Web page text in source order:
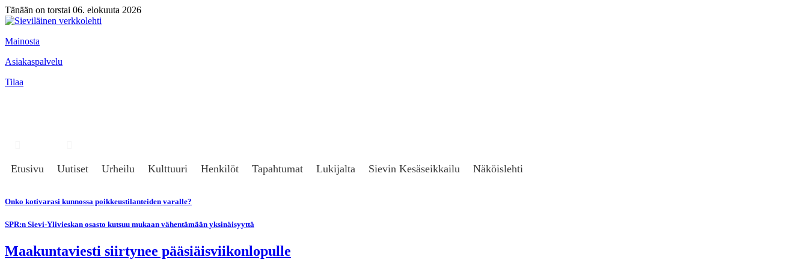
Tänään on torstai 06. elokuuta 2026
Mainosta
Asiakaspalvelu
Tilaa
Etusivu Uutiset Urheilu Kulttuuri Henkilöt Tapahtumat Lukijalta Sievin Kesäseikkailu Näköislehti
Onko kotivarasi kunnossa poikkeustilanteiden varalle?
SPR:n Sievi-Ylivieskan osasto kutsuu mukaan vähentämään yksinäisyyttä
Maakuntaviesti siirtynee pääsiäisviikonlopulle